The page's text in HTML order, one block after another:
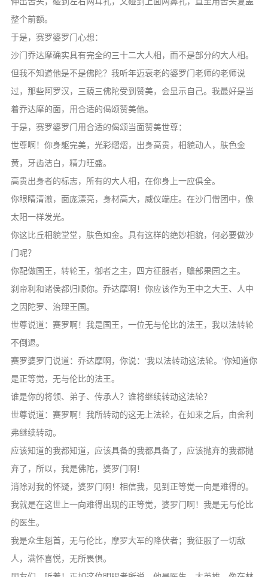
整个前额。
于是，赛罗婆罗门心想：
沙门乔达摩确实具有完全的三十二大人相，而不是部分的大人相。
但我不知道他是不是佛陀？我听年迈衰老的婆罗门老师的老师说
过，那些阿罗汉，三藐三佛陀受到赞美，会显示自己。我最好是当
着乔达摩的面，用合适的偈颂赞美他。
于是，赛罗婆罗门用合适的偈颂当面赞美世尊：
世尊啊！你身躯完美，光彩熠熠，出身高贵，相貌动人，肤色金
黄，牙齿洁白，精力旺盛。
高贵出身者的标志，所有的大人相，在你身上一应俱全。
你眼睛清澈，面庞漂亮，身材高大，威仪端庄。在沙门僧团中，像
太阳一样发光。
你这比丘相貌堂堂，肤色如金。具有这样的绝妙相貌，何必要做沙
门呢？
你配做国王，转轮王，御者之主，四方征服者，赡部果园之主。
刹帝利和诸侯都归顺你。乔达摩啊！你应该作为王中之大王、人中
之因陀罗、治理王国。
世尊说道：赛罗啊！我是国王，一位无与伦比的法王，我以法转轮
不倒退。
赛罗婆罗门说道：乔达摩啊，你说：‘我以法转动这法轮。’你知道你
是正等觉，无与伦比的法王。
谁是你的将领、弟子、传承人？谁将继续转动这法轮？
世尊说道：赛罗啊！我所转动的这无上法轮，在如来之后，由舍利
弗继续转动。
应该知道的我都知道，应该具备的我都具备了，应该抛弃的我都抛
弃了，所以，我是佛陀，婆罗门啊！
消除对我的怀疑，婆罗门啊！相信我，见到正等觉一向是难得的。
我就是在这世上一向难得出现的正等觉，婆罗门啊！我是无与伦比
的医生。
我是众生魁首，无与伦比，摩罗大军的降伏者；我征服了一切敌
人，满怀喜悦，无所畏惧。